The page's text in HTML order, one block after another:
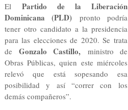
El Partido de la Liberación
Dominicana (PLD) pronto podría
tener otro candidato a la presidencia
para las elecciones de 2020. Se trata
deGonzalo Castillo, ministro de
Obras Públicas, quien este miércoles
relevó que está sopesando esa
posibilidad y así “correr con los
demás compañeros”.